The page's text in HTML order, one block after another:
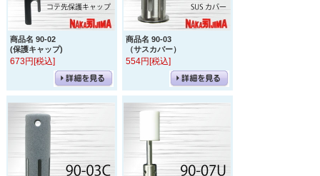
商品名 90-02
(保護キャップ)
673円[税込]
商品名 90-03
（サスカバー）
554円[税込]